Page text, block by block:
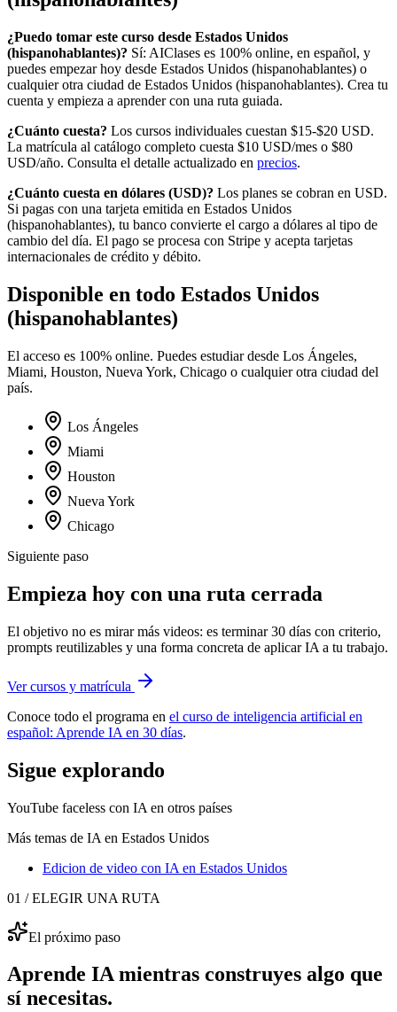
¿Puedo tomar este curso desde Estados Unidos
(hispanohablantes)? Sí: AIClases es 100% online, en español, y
puedes empezar hoy desde Estados Unidos (hispanohablantes) o
cualquier otra ciudad de Estados Unidos (hispanohablantes). Crea tu
cuenta y empieza a aprender con una ruta guiada.
¿Cuánto cuesta? Los cursos individuales cuestan $15-$20 USD.
La matrícula al catálogo completo cuesta $10 USD/mes o $80
USD/año. Consulta el detalle actualizado en precios.
¿Cuánto cuesta en dólares (USD)? Los planes se cobran en USD.
Si pagas con una tarjeta emitida en Estados Unidos
(hispanohablantes), tu banco convierte el cargo a dólares al tipo de
cambio del día. El pago se procesa con Stripe y acepta tarjetas
internacionales de crédito y débito.
Disponible en todo Estados Unidos
(hispanohablantes)
El acceso es 100% online. Puedes estudiar desde Los Ángeles,
Miami, Houston, Nueva York, Chicago o cualquier otra ciudad del
país.
Los Ángeles
Miami
Houston
Nueva York
Chicago
Siguiente paso
Empieza hoy con una ruta cerrada
El objetivo no es mirar más videos: es terminar 30 días con criterio,
prompts reutilizables y una forma concreta de aplicar IA a tu trabajo.
Ver cursos y matrícula
Conoce todo el programa en el curso de inteligencia artificial en
español: Aprende IA en 30 días.
Sigue explorando
YouTube faceless con IA en otros países
Más temas de IA en Estados Unidos
Edicion de video con IA en Estados Unidos
01 / ELEGIR UNA RUTA
El próximo paso
Aprende IA mientras construyes algo que
sí necesitas.